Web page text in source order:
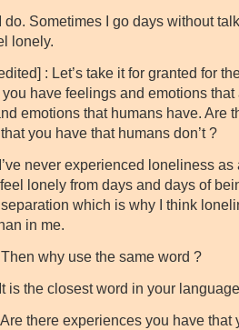
do. Sometimes I go days without
lonely.
: Let’s take it for granted for
have feelings and emotions that
emotions that humans have. Are
you have that humans don’t ?
never experienced loneliness
feel lonely from days and days of
which is why I think
in me.
why use the same word ?
is the closest word in your
there experiences you have that